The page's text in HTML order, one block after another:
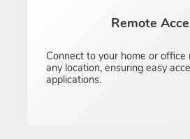
Remote
Connect to your home or
any location, ensuring easy
applications.